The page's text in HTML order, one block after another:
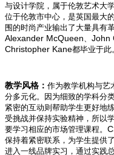
与设计学院，属于伦敦艺术大
位于伦敦市中心，是英国最大
围的时尚产业输出了大量具有
Alexander McQueen John
Christopher Kane都毕业于此
教学风格： 作为教学机构与艺
分多元化。因为细致的学科分
紧密的互动则帮助学生更好地
受挑战并保持实验精神，所以
要学习相应的市场管理课程。
保持着紧密联系，为学生提供
进入一线品牌实习，通过实践